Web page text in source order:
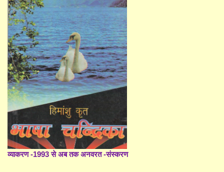
व्याकरण -1993 से अब तक अनवरत -संस्करण